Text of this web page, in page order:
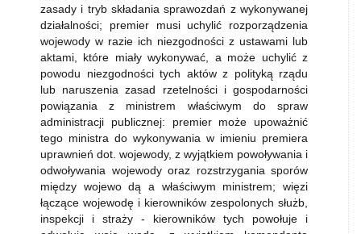
zasady i tryb składania sprawozdań z wykonywanej
działalności; premier musi uchylić rozporządzenia
wojewody w razie ich niezgodności z ustawami lub
aktami, które miały wykonywać, a może uchylić z
powodu niezgodności tych aktów z polityką rządu
lub naruszenia zasad rzetelności i gospodarności
powiązania z ministrem właściwym do spraw
administracji publicznej: premier może upoważnić
tego ministra do wykonywania w imieniu premiera
uprawnień dot. wojewody, z wyjątkiem powoływania i
odwoływania wojewody oraz rozstrzygania sporów
między wojewo­ dą a właściwym ministrem; więzi
łączące wojewodę i kierowników zespolonych służb,
inspekcji i straży - kierowników tych powołuje i